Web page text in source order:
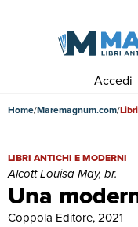
Accedi
Home Maremagnum.com
Una
Una moderna
LIBRI ANTICHI E MODERNI
Alcott Louisa May, br.
Coppola Editore, 2021